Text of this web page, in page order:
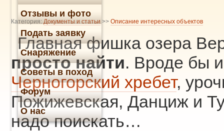
Категория: Документы и статьи >> Описание интересных объектов
Главная фишка озера
просто найти. Вроде бы
Черногорский хребет,
Пожижевская, Данциж и
надо поискать…
Отзывы и фото
Подать заявку
Снаряжение
Советы в поход
Форум
О нас